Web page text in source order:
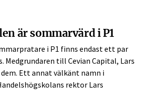
är sommarvärd i P1
i P1 finns endast ett par
Medgrundaren till Cevian Capital, Lars
Ett annat välkänt namn i
rektor Lars